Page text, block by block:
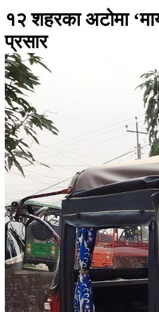
१२ शहरका अटोमा
प्रसार